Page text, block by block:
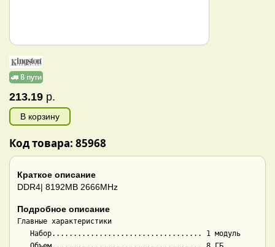
213.19 р.
В корзину
Код товара: 85968
Краткое описание
DDR4| 8192MB 2666MHz
Подробное описание
Главные характеристики